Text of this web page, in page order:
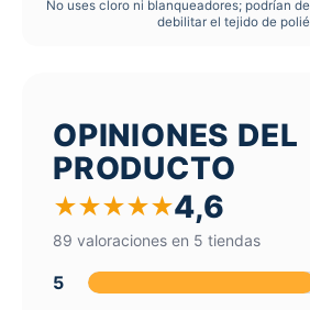
No uses cloro ni blanqueadores; podrían
debilitar el tejido de
OPINIONES DEL
PRODUCTO
★★★★★4,6
89 valoraciones en 5 tiendas
5